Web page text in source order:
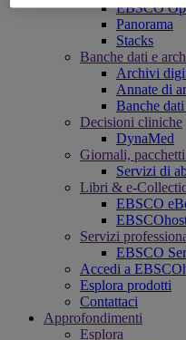
EBSCO
Panorama
Stacks
Banche dati e
Archivi
Annate di
Banche
Decisioni cliniche
DynaMed
Giornali,
Servizi di
Libri & e-
EBSCO
Servizi
EBSCO
Accedi a
Esplora prodotti
Contattaci
Approfondimenti
Esplora